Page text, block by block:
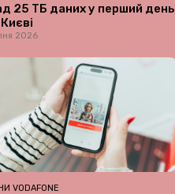
25 ТБ даних у перший день
2026
VODAFONE